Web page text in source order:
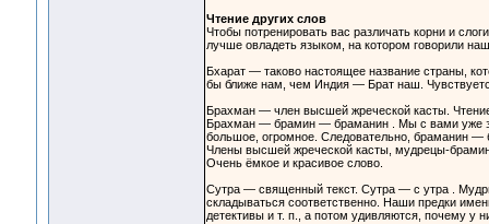
Чтение других слов
Чтобы потренировать вас различать корни и
лучше овладеть языком, на котором говорили
Бхарат — таково настоящее название страны,
бы ближе нам, чем Индия — Брат наш.
Брахман — член высшей жреческой касты.
Брахман — брамин — браманин . Мы с вами уже
большое, огромное. Следовательно, браманин —
Члены высшей жреческой касты, мудрецы-
Очень ёмкое и красивое слово.
Сутра — священный текст. Сутра — с утра .
складываться соответственно. Наши предки
детективы и т. п., а потом удивляются, почему у